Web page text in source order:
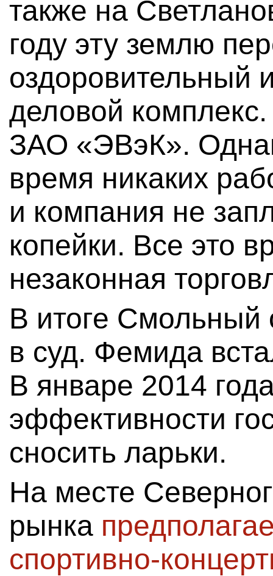
также на
году эту землю
оздоровительный
деловой
ЗАО «ЭВэК».
время никаких
и компания не
копейки. Все это
незаконная
В итоге Смольный
в суд. Фемида
В январе 2014
эффективности
сносить ларьки.
На месте
рынка
спортивно-